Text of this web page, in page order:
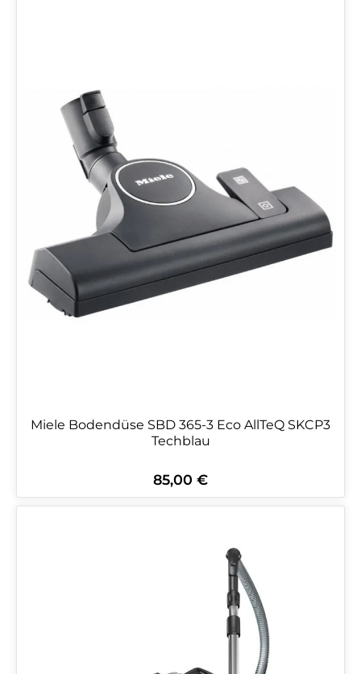
Miele Bodendüse SBD 365-3 Eco AllTeQ SKCP3
Techblau
Regulärer Preis:
85,00 €